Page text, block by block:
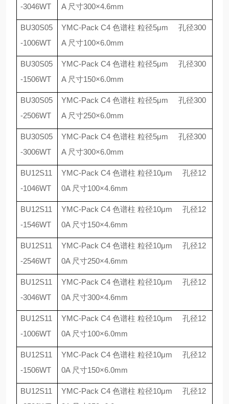
-3046WT
A 尺寸300×4.6mm
BU30S05
-1006WT
YMC-Pack C4 色谱柱 粒径5μm 孔径300
A 尺寸100×6.0mm
BU30S05
-1506WT
YMC-Pack C4 色谱柱 粒径5μm 孔径300
A 尺寸150×6.0mm
BU30S05
-2506WT
YMC-Pack C4 色谱柱 粒径5μm 孔径300
A 尺寸250×6.0mm
BU30S05
-3006WT
YMC-Pack C4 色谱柱 粒径5μm 孔径300
A 尺寸300×6.0mm
BU12S11
-1046WT
YMC-Pack C4 色谱柱 粒径10μm 孔径12
0A 尺寸100×4.6mm
BU12S11
-1546WT
YMC-Pack C4 色谱柱 粒径10μm 孔径12
0A 尺寸150×4.6mm
BU12S11
-2546WT
YMC-Pack C4 色谱柱 粒径10μm 孔径12
0A 尺寸250×4.6mm
BU12S11
-3046WT
YMC-Pack C4 色谱柱 粒径10μm 孔径12
0A 尺寸300×4.6mm
BU12S11
-1006WT
YMC-Pack C4 色谱柱 粒径10μm 孔径12
0A 尺寸100×6.0mm
BU12S11
-1506WT
YMC-Pack C4 色谱柱 粒径10μm 孔径12
0A 尺寸150×6.0mm
BU12S11
YMC-Pack C4 色谱柱 粒径10μm 孔径12